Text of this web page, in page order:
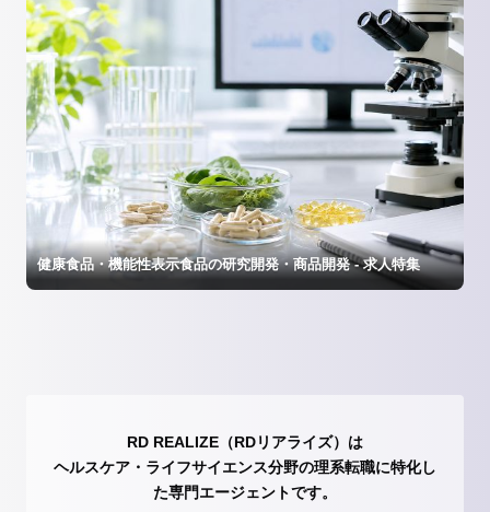
健康食品・機能性表示食品の研究開発・商品開発 - 求人特集
RD REALIZE（RDリアライズ）は
ヘルスケア・ライフサイエンス分野の理系転職に特化し
た専門エージェントです。